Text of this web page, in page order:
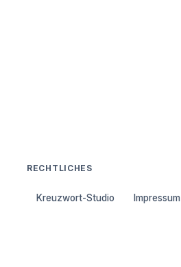
RECHTLICHES
Kreuzwort-Studio Impressum